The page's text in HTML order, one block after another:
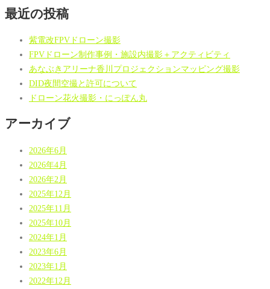
最近の投稿
紫電改FPVドローン撮影
FPVドローン制作事例・施設内撮影＋アクティビティ
あなぶきアリーナ香川プロジェクションマッピング撮影
DID夜間空撮と許可について
ドローン花火撮影・にっぽん丸
アーカイブ
2026年6月
2026年4月
2026年2月
2025年12月
2025年11月
2025年10月
2024年1月
2023年6月
2023年1月
2022年12月